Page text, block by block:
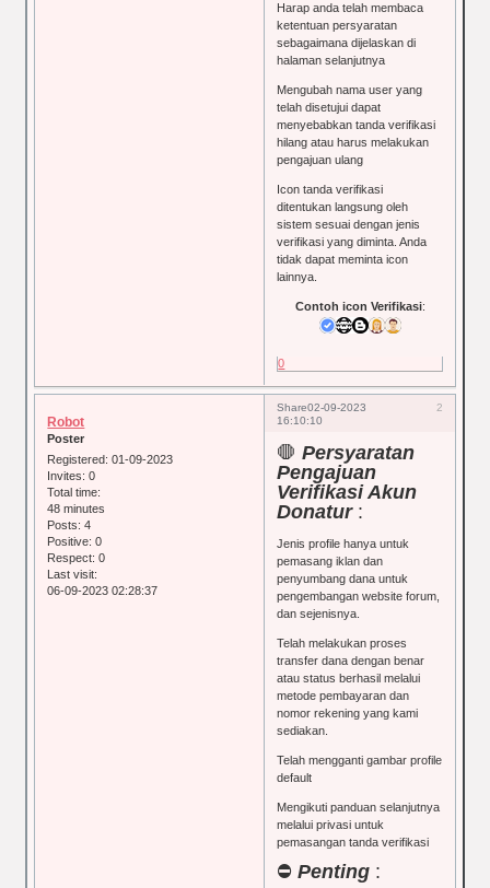
Harap anda telah membaca
ketentuan persyaratan
sebagaimana dijelaskan di
halaman selanjutnya
Mengubah nama user yang
telah disetujui dapat
menyebabkan tanda verifikasi
hilang atau harus melakukan
pengajuan ulang
Icon tanda verifikasi
ditentukan langsung oleh
sistem sesuai dengan jenis
verifikasi yang diminta. Anda
tidak dapat meminta icon
lainnya.
Contoh icon Verifikasi:
0
Share 2
02-09-2023
16:10:10
Robot
Poster
Registered: 01-09-2023
Invites: 0
Total time:
48 minutes
Posts: 4
Positive: 0
Respect: 0
Last visit:
06-09-2023 02:28:37
🛑Persyaratan
Pengajuan
Verifikasi Akun
Donatur:
Jenis profile hanya untuk
pemasang iklan dan
penyumbang dana untuk
pengembangan website forum,
dan sejenisnya.
Telah melakukan proses
transfer dana dengan benar
atau status berhasil melalui
metode pembayaran dan
nomor rekening yang kami
sediakan.
Telah mengganti gambar profile
default
Mengikuti panduan selanjutnya
melalui privasi untuk
pemasangan tanda verifikasi
⛔Penting :